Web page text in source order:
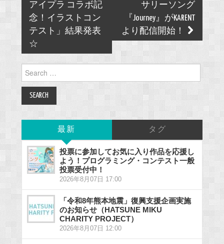
アイプラ コラボ記
念！イラストコン
テスト」結果発表
☆
サリーソング
『Journey』がKARENT
より配信開始！
for:
最新 タグ
投票に参加してお気に入り作品を応援し
よう！プログラミング・コンテスト一般
投票受付中！
2026年8月07日 17:00
「令和8年熊本地震」復興支援企画実施
のお知らせ（HATSUNE MIKU
CHARITY PROJECT）
2026年8月07日 12:00